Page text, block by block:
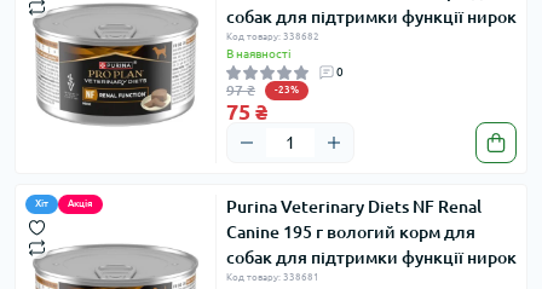
собак для підтримки функції нирок
Код товару: 338682
В наявності
0
97 ₴ -23%
75 ₴
Хіт Акція
Purina Veterinary Diets NF Renal
Canine 195 г вологий корм для
собак для підтримки функції нирок
Код товару: 338681